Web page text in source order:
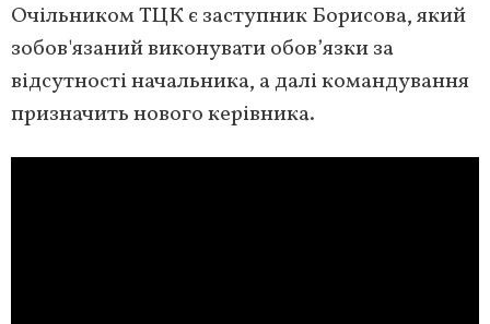
Очільником ТЦК є заступник Борисова, який
зобов'язаний виконувати обов’язки за
відсутності начальника, а далі командування
призначить нового керівника.